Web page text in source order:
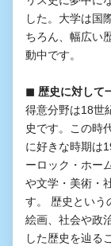
した。大学は国
ちろん、幅広い
動中です。
◼︎ 歴史に対して
得意分野は18世
史です。この時
に好きな時期は
ーロック・ホー
や文学・美術・
す。 歴史という
絵画、社会や政
した歴史を辿る